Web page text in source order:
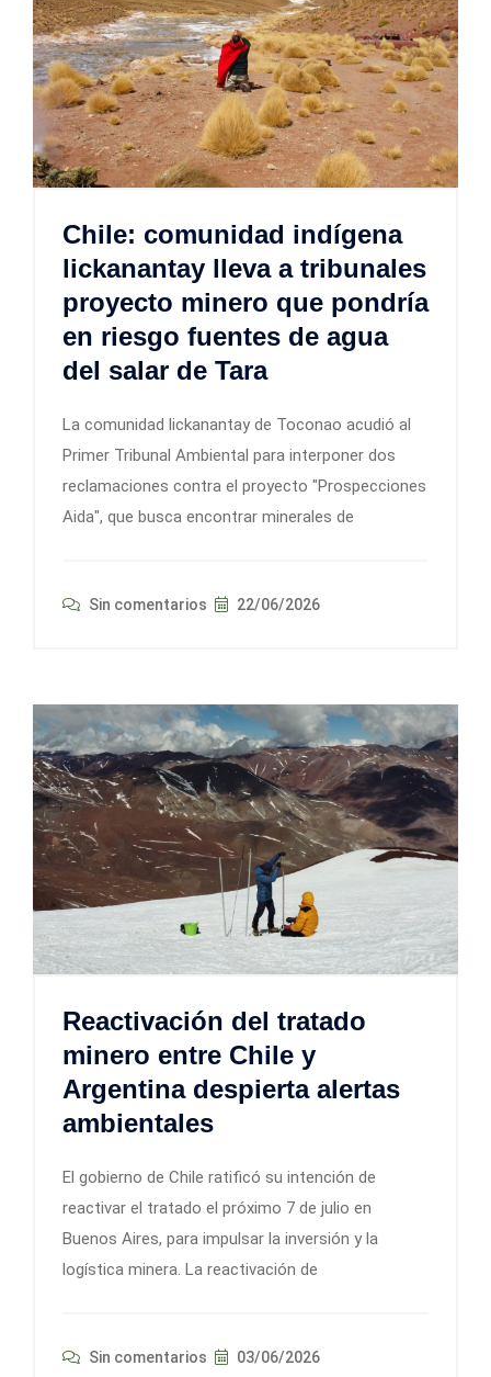
Chile: comunidad indígena
lickanantay lleva a tribunales
proyecto minero que pondría
en riesgo fuentes de agua
del salar de Tara
La comunidad lickanantay de Toconao acudió al
Primer Tribunal Ambiental para interponer dos
reclamaciones contra el proyecto "Prospecciones
Aida", que busca encontrar minerales de
Sin comentarios 22/06/2026
Reactivación del tratado
minero entre Chile y
Argentina despierta alertas
ambientales
El gobierno de Chile ratificó su intención de
reactivar el tratado el próximo 7 de julio en
Buenos Aires, para impulsar la inversión y la
logística minera. La reactivación de
Sin comentarios 03/06/2026